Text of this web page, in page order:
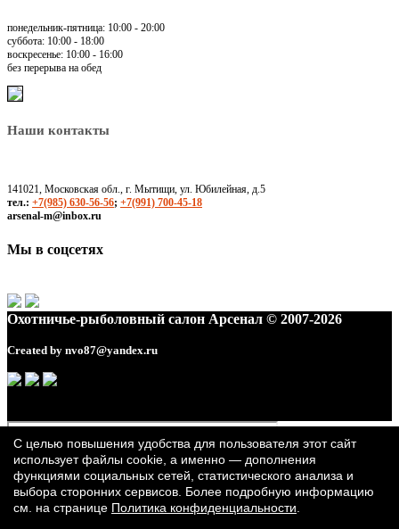
понедельник-пятница: 10:00 - 20:00
суббота: 10:00 - 18:00
воскресенье: 10:00 - 16:00
без перерыва на обед
Наши контакты
141021, Московская обл., г. Мытищи, ул. Юбилейная, д.5
тел.: +7(985) 630-56-56; +7(991) 700-45-18
arsenal-m@inbox.ru
Мы в соцсетях
Охотничье-рыболовный салон Арсенал © 2007-2026
Created by nvo87@yandex.ru
С целью повышения удобства для пользователя этот сайт
использует файлы cookie, а именно — дополнения
функциями социальных сетей, статистического анализа и
выбора сторонних сервисов. Более подробную информацию
см. на странице Политика конфиденциальности